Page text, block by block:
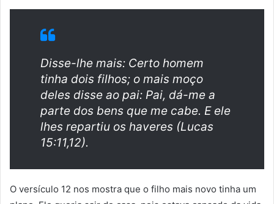
Disse-lhe mais: Certo homem
tinha dois filhos; o mais moço
deles disse ao pai: Pai, dá-me a
parte dos bens que me cabe. E ele
lhes repartiu os haveres (Lucas
15:11,12).
O versículo 12 nos mostra que o filho mais novo tinha um